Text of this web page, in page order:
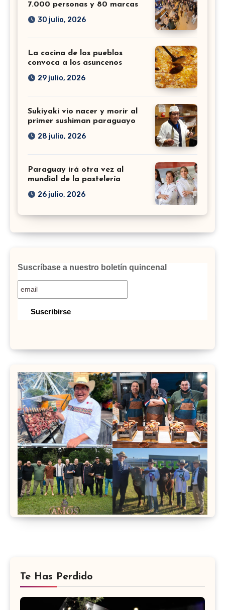
7.000 personas y 80 marcas
30 julio, 2026
La cocina de los pueblos
convoca a los asuncenos
29 julio, 2026
Sukiyaki vio nacer y morir al
primer sushiman paraguayo
28 julio, 2026
Paraguay irá otra vez al
mundial de la pastelería
26 julio, 2026
Suscríbase a nuestro boletín quincenal
Te Has Perdido